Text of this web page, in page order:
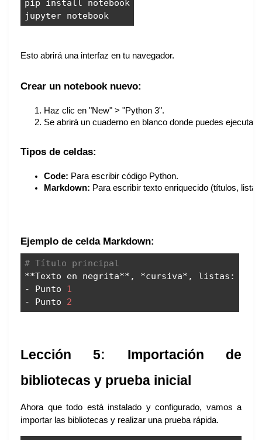
pip install notebook
jupyter notebook
Esto abrirá una interfaz en tu navegador.
Crear un notebook nuevo:
Haz clic en "New" > "Python 3".
Se abrirá un cuaderno en blanco donde puedes ejecutar
Tipos de celdas:
Code: Para escribir código Python.
Markdown: Para escribir texto enriquecido (títulos,
Ejemplo de celda Markdown:
# Título principal
**Texto en negrita**, *cursiva*, listas:
- Punto 1
- Punto 2
Lección 5: Importación de
bibliotecas y prueba inicial
Ahora que todo está instalado y configurado, vamos a
importar las bibliotecas y realizar una prueba rápida.